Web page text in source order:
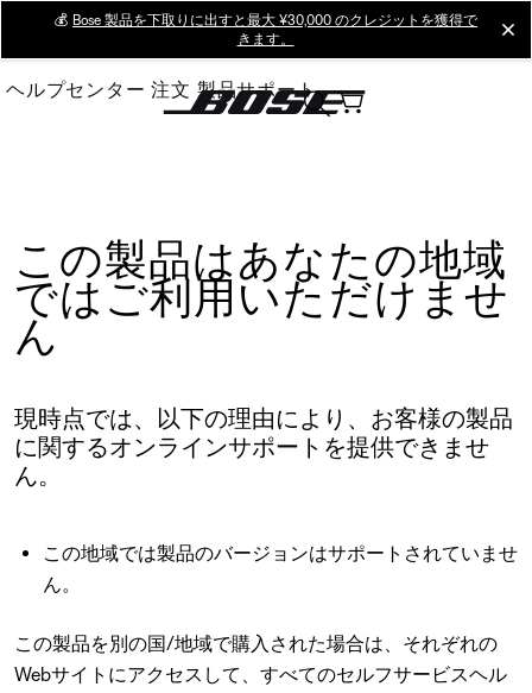
Main
💰 Bose 製品を下取りに出すと最大 ¥30,000 のクレジットを獲得で
きます。
ヘルプセンター 注文 製品サポート
この製品はあなたの地域
ではご利用いただけませ
ん
現時点では、以下の理由により、お客様の製品
に関するオンラインサポートを提供できませ
ん。
この地域では製品のバージョンはサポートされていませ
ん。
この製品を別の国/地域で購入された場合は、それぞれの
Webサイトにアクセスして、すべてのセルフサービスヘル